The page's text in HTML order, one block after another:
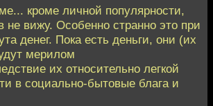
кроме личной популярности,
не вижу. Особенно странно это при
денег. Пока есть деньги, они (их
мерилом
их относительно легкой
в социально-бытовые блага и